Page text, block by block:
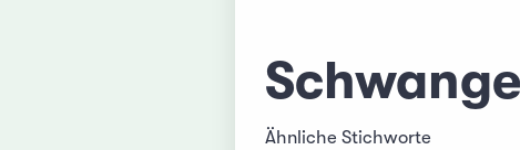
Ähnliche Stichworte